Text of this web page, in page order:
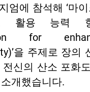
엄에 참석해 ‘마
용 능력 향
for
을 주제로 장의
전신의 산소 포화
개했습니다.